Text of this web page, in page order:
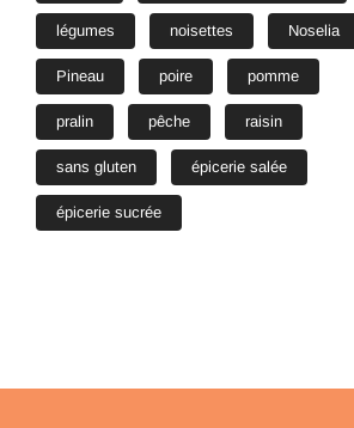
légumes noisettes Noselia
Pineau poire pomme
pralin pêche raisin
sans gluten épicerie salée
épicerie sucrée